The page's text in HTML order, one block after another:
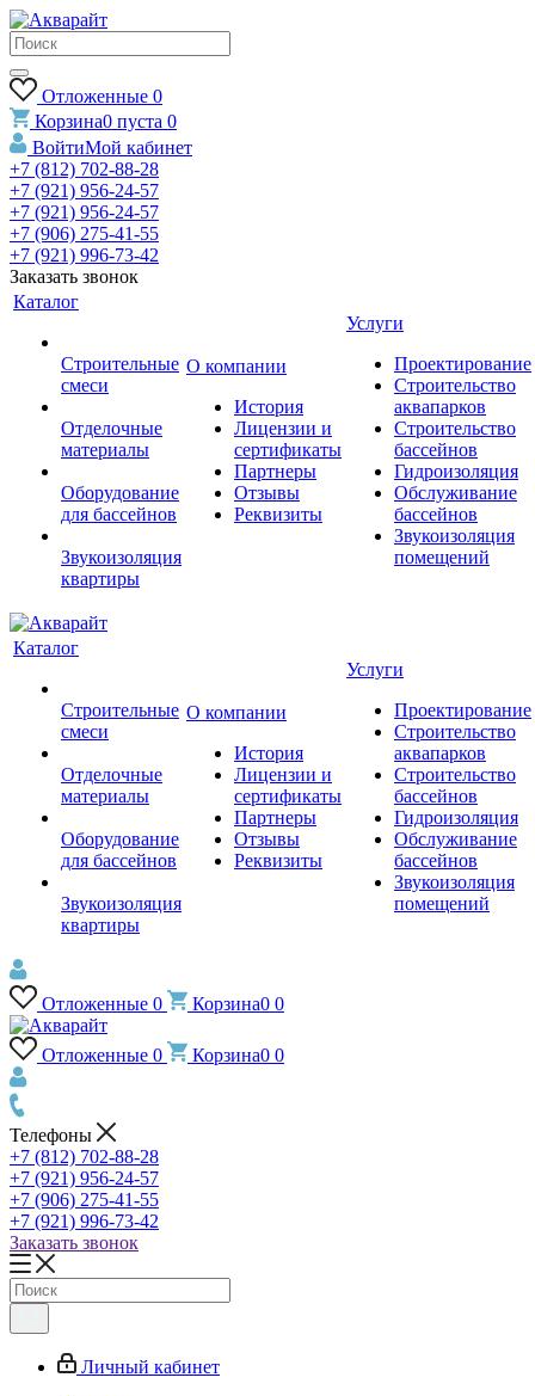
Отложенные 0
Корзина0 пуста 0
ВойтиМой кабинет
+7 (812) 702-88-28
+7 (921) 956-24-57
+7 (921) 956-24-57
+7 (906) 275-41-55
+7 (921) 996-73-42
Заказать звонок
Каталог
Строительные
смеси
Отделочные
материалы
Оборудование
для бассейнов
Звукоизоляция
квартиры
О компании
История
Лицензии и
сертификаты
Партнеры
Отзывы
Реквизиты
Услуги
Проектирование
Строительство
аквапарков
Строительство
бассейнов
Гидроизоляция
Обслуживание
бассейнов
Звукоизоляция
помещений
Каталог
Строительные
смеси
Отделочные
материалы
Оборудование
для бассейнов
Звукоизоляция
квартиры
О компании
История
Лицензии и
сертификаты
Партнеры
Отзывы
Реквизиты
Услуги
Проектирование
Строительство
аквапарков
Строительство
бассейнов
Гидроизоляция
Обслуживание
бассейнов
Звукоизоляция
помещений
Отложенные 0 Корзина0 0
Отложенные 0 Корзина0 0
Телефоны
+7 (812) 702-88-28
+7 (921) 956-24-57
+7 (906) 275-41-55
+7 (921) 996-73-42
Заказать звонок
Личный кабинет